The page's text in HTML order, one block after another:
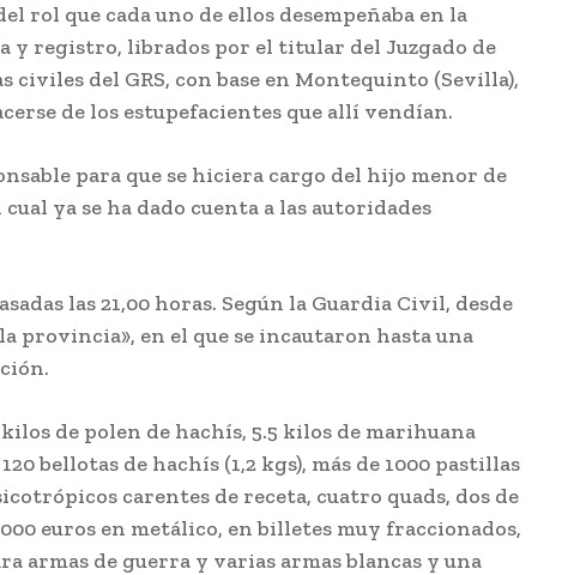
que cada uno de ellos desempeñaba en la
y registro, librados por el titular del Juzgado de
del GRS, con base en Montequinto (Sevilla),
de los estupefacientes que allí vendían.
para que se hiciera cargo del hijo menor de
ya se ha dado cuenta a las autoridades
las 21,00 horas. Según la Guardia Civil, desde
provincia», en el que se incautaron hasta una
de polen de hachís, 5.5 kilos de marihuana
bellotas de hachís (1,2 kgs), más de 1000 pastillas
carentes de receta, cuatro quads, dos de
euros en metálico, en billetes muy fraccionados,
armas de guerra y varias armas blancas y una